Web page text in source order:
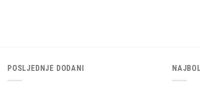
POSLJEDNJE DODANI